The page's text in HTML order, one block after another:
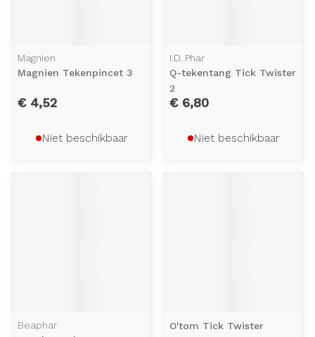
Magnien
Magnien Tekenpincet 3
€ 4,52
Niet beschikbaar
I.D. Phar
Q-tekentang Tick Twister
2
€ 6,80
Niet beschikbaar
Beaphar
O'tom Tick Twister